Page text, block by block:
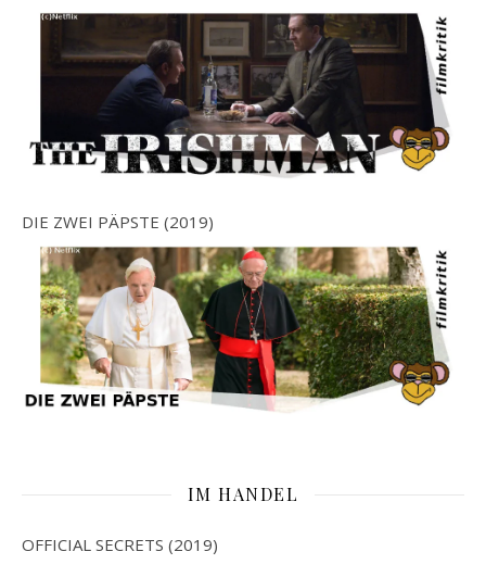
DIE ZWEI PÄPSTE (2019)
IM HANDEL
OFFICIAL SECRETS (2019)